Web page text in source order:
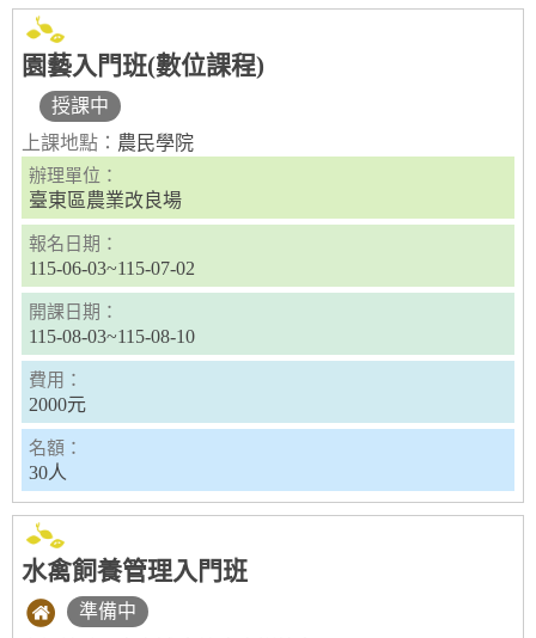
園藝入門班(數位課程)
授課中
上課地點： 農民學院
辦理單位：
臺東區農業改良場
報名日期：
115-06-03~115-07-02
開課日期：
115-08-03~115-08-10
費用：
2000元
名額：
30人
水禽飼養管理入門班
準備中